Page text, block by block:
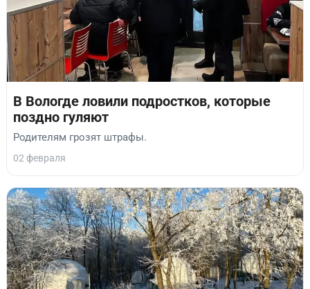
В Вологде ловили подростков, которые
поздно гуляют
Родителям грозят штрафы.
02 февраля